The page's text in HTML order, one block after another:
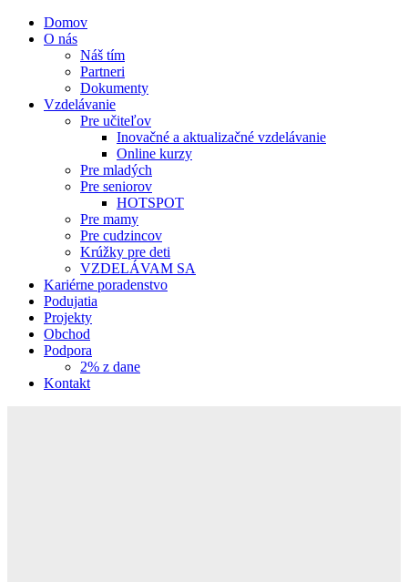
Domov
O nás
Náš tím
Partneri
Dokumenty
Vzdelávanie
Pre učiteľov
Inovačné a aktualizačné vzdelávanie
Online kurzy
Pre mladých
Pre seniorov
HOTSPOT
Pre mamy
Pre cudzincov
Krúžky pre deti
VZDELÁVAM SA
Kariérne poradenstvo
Podujatia
Projekty
Obchod
Podpora
2% z dane
Kontakt